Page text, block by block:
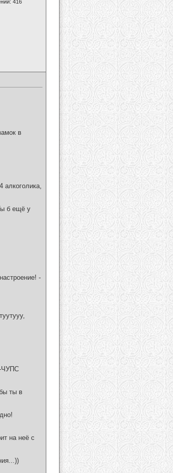
416
в
алкоголика,
б ещё у
-
ЧУПС
ты в
на неё с